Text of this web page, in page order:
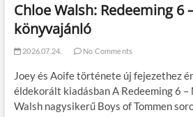
Chloe Walsh: Redeeming 6
könyvajánló
2026.07.24. No Comments
Joey és Aoife története új fejezethez
éldekorált kiadásban A Redeeming 6
Walsh nagysikerű Boys of Tommen